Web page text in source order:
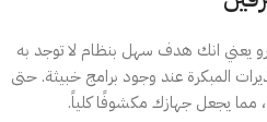
إن عدم تفعيل ويندوز 11 برو يعني انك هدف سهل بنظام لا توجد به
المبكرة عند وجود برامج خبيثة. حتى
مما يجعل جهازك مكشوفًا كلياً.